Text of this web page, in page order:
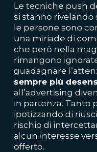
Le tecniche push
si stanno
le persone sono
una miriade di
che però nella
rimangono
guadagnare
sempre più
all’advertising
in partenza. Tanto
ipotizzando di
rischio di
alcun interesse
offerto.